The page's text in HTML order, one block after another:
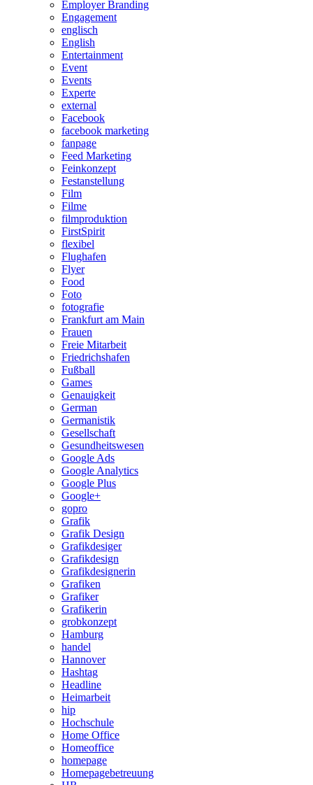
Employer Branding
Engagement
englisch
English
Entertainment
Event
Events
Experte
external
Facebook
facebook marketing
fanpage
Feed Marketing
Feinkonzept
Festanstellung
Film
Filme
filmproduktion
FirstSpirit
flexibel
Flughafen
Flyer
Food
Foto
fotografie
Frankfurt am Main
Frauen
Freie Mitarbeit
Friedrichshafen
Fußball
Games
Genauigkeit
German
Germanistik
Gesellschaft
Gesundheitswesen
Google Ads
Google Analytics
Google Plus
Google+
gopro
Grafik
Grafik Design
Grafikdesiger
Grafikdesign
Grafikdesignerin
Grafiken
Grafiker
Grafikerin
grobkonzept
Hamburg
handel
Hannover
Hashtag
Headline
Heimarbeit
hip
Hochschule
Home Office
Homeoffice
homepage
Homepagebetreuung